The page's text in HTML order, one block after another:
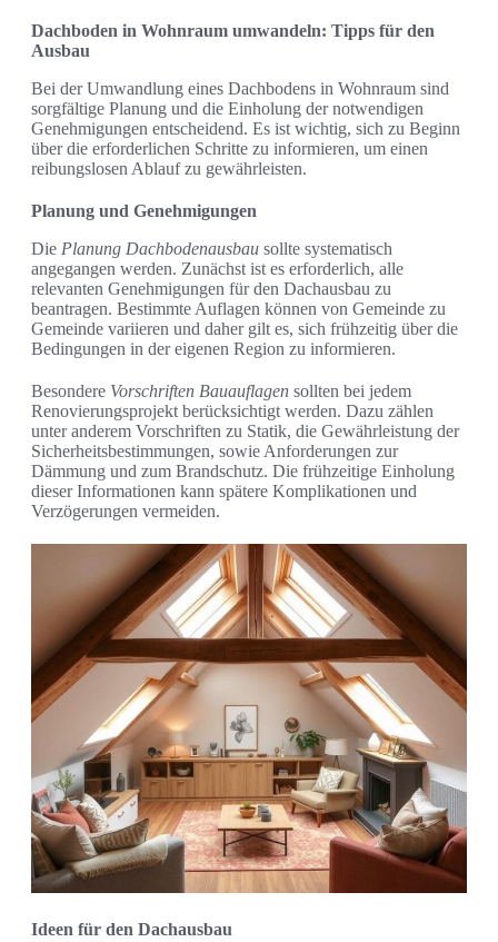
Dachboden in Wohnraum umwandeln: Tipps für den
Ausbau
Bei der Umwandlung eines Dachbodens in Wohnraum sind
sorgfältige Planung und die Einholung der notwendigen
Genehmigungen entscheidend. Es ist wichtig, sich zu Beginn
über die erforderlichen Schritte zu informieren, um einen
reibungslosen Ablauf zu gewährleisten.
Planung und Genehmigungen
Die Planung Dachbodenausbau sollte systematisch
angegangen werden. Zunächst ist es erforderlich, alle
relevanten Genehmigungen für den Dachausbau zu
beantragen. Bestimmte Auflagen können von Gemeinde zu
Gemeinde variieren und daher gilt es, sich frühzeitig über die
Bedingungen in der eigenen Region zu informieren.
Besondere Vorschriften Bauauflagen sollten bei jedem
Renovierungsprojekt berücksichtigt werden. Dazu zählen
unter anderem Vorschriften zu Statik, die Gewährleistung der
Sicherheitsbestimmungen, sowie Anforderungen zur
Dämmung und zum Brandschutz. Die frühzeitige Einholung
dieser Informationen kann spätere Komplikationen und
Verzögerungen vermeiden.
Ideen für den Dachausbau